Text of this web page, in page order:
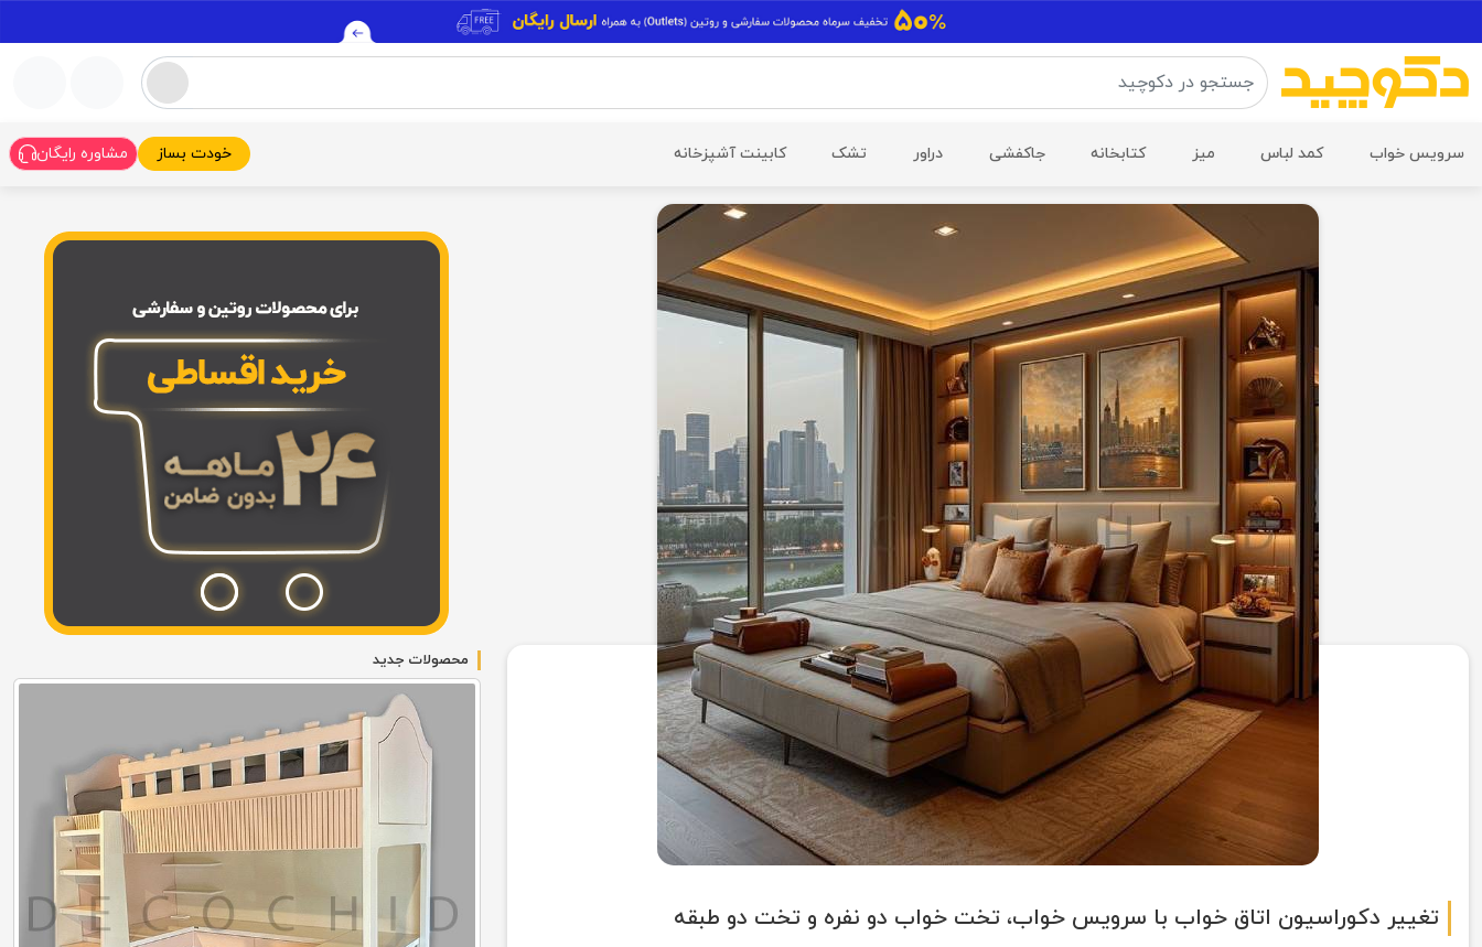
سرویس خواب کمد لباس میز کتابخانه جاکفشی دراور تشک کابینت آشپزخانه خودت بساز مشاوره رایگان
تغییر دکوراسیون اتاق خواب با سرویس خواب، تخت خواب دو نفره و تخت دو طبقه
محصولات جدید